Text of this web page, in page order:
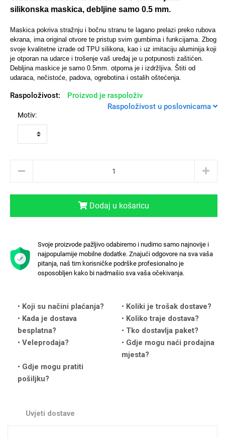
silikonska maskica, debljine samo 0.5 mm.
Maskica pokriva stražnju i bočnu stranu te lagano prelazi preko rubova
ekrana, ima original otvore te pristup svim gumbima i funkcijama. Zbog
svoje kvalitetne izrade od TPU silikona, kao i uz imitaciju aluminija koji
je otporan na udarce i trošenje vaš uređaj je u potpunosti zaštićen.
Debljina maskice je samo 0.5mm. otporna je i izdržljiva. Štiti od
udaraca, nečistoće, padova, ogrebotina i ostalih oštećenja.
Raspoloživost:
Proizvod je raspoloživ
Raspoloživost u poslovnicama
Motiv:
Dodaj u košaricu
Svoje proizvode pažljivo odabiremo i nudimo samo najnovije i
najpopularnije mobilne dodatke. Znajući odgovore na sva vaša
pitanja, naš tim korisničke podrške profesionalno je
osposobljen kako bi nadmašio sva vaša očekivanja.
Koji su načini plaćanja?
Koliki je trošak dostave?
Kada je dostava
besplatna?
Koliko traje dostava?
Tko dostavlja paket?
Veleprodaja?
Gdje mogu naći prodajna
mjesta?
Gdje mogu pratiti
pošiljku?
Uvjeti dostave
Sleng Feel Good
Životinjsko carstvo
Quotes Collection
Univerzalne futrole i
maskice
Preklopne maskice